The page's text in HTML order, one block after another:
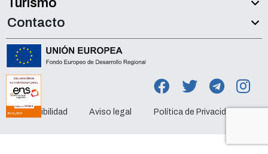
Turismo
Contacto
Accesibilidad Aviso legal Política de Privacidad